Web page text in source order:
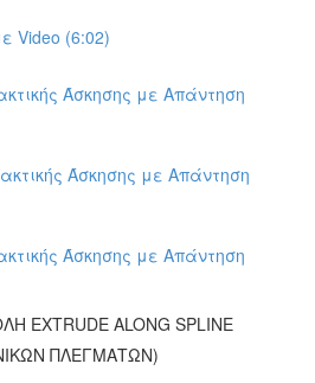
Video (6:02)
Άσκησης με Απάντηση
Άσκησης με Απάντηση
Άσκησης με Απάντηση
EXTRUDE ALONG SPLINE
ΠΛΕΓΜΑΤΩΝ)